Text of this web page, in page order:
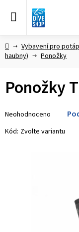
DomůVybavení pro
haubny)
Ponožky
Ponožky
hodnocení
produktu
Neohodnoceno
Kód: Zvolte variantu